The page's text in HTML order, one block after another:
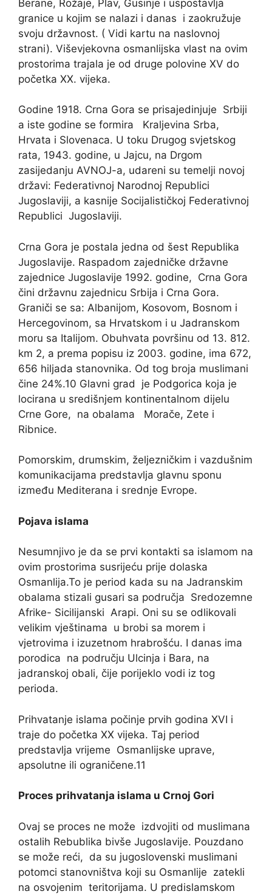
Berane, Rožaje, Plav, Gusinje i uspostavlja
granice u kojim se nalazi i danas i zaokružuje
svoju državnost. ( Vidi kartu na naslovnoj
strani). Viševjekovna osmanlijska vlast na ovim
prostorima trajala je od druge polovine XV do
početka XX. vijeka.
Godine 1918. Crna Gora se prisajedinjuje Srbiji
a iste godine se formira Kraljevina Srba,
Hrvata i Slovenaca. U toku Drugog svjetskog
rata, 1943. godine, u Jajcu, na Drgom
zasijedanju AVNOJ-a, udareni su temelji novoj
državi: Federativnoj Narodnoj Republici
Jugoslaviji, a kasnije Socijalističkoj Federativnoj
Republici Jugoslaviji.
Crna Gora je postala jedna od šest Republika
Jugoslavije. Raspadom zajedničke državne
zajednice Jugoslavije 1992. godine, Crna Gora
čini državnu zajednicu Srbija i Crna Gora.
Graniči se sa: Albanijom, Kosovom, Bosnom i
Hercegovinom, sa Hrvatskom i u Jadranskom
moru sa Italijom. Obuhvata površinu od 13. 812.
km 2, a prema popisu iz 2003. godine, ima 672,
656 hiljada stanovnika. Od tog broja muslimani
čine 24%.10 Glavni grad je Podgorica koja je
locirana u središnjem kontinentalnom dijelu
Crne Gore, na obalama Morače, Zete i
Ribnice.
Pomorskim, drumskim, željezničkim i vazdušnim
komunikacijama predstavlja glavnu sponu
između Mediterana i srednje Evrope.
Pojava islama
Nesumnjivo je da se prvi kontakti sa islamom na
ovim prostorima susrijeću prije dolaska
Osmanlija.To je period kada su na Jadranskim
obalama stizali gusari sa područja Sredozemne
Afrike- Sicilijanski Arapi. Oni su se odlikovali
velikim vještinama u brobi sa morem i
vjetrovima i izuzetnom hrabrošću. I danas ima
porodica na području Ulcinja i Bara, na
jadranskoj obali, čije porijeklo vodi iz tog
perioda.
Prihvatanje islama počinje prvih godina XVI i
traje do početka XX vijeka. Taj period
predstavlja vrijeme Osmanlijske uprave,
apsolutne ili ograničene.11
Proces prihvatanja islama u Crnoj Gori
Ovaj se proces ne može izdvojiti od muslimana
ostalih Rebublika bivše Jugoslavije. Pouzdano
se može reći, da su jugoslovenski muslimani
potomci stanovništva koji su Osmanlije zatekli
na osvojenim teritorijama. U predislamskom